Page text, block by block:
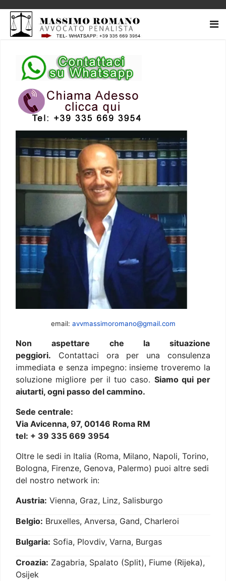
email: avvmassimoromano@gmail.com
Non aspettare che la situazione
peggiori. Contattaci ora per una consulenza
immediata e senza impegno: insieme troveremo la
soluzione migliore per il tuo caso. Siamo qui per
aiutarti, ogni passo del cammino.
Sede centrale:
Via Avicenna, 97, 00146 Roma RM
tel: + 39 335 669 3954
Oltre le sedi in Italia (Roma, Milano, Napoli, Torino,
Bologna, Firenze, Genova, Palermo) puoi altre sedi
del nostro network in:
Austria: Vienna, Graz, Linz, Salisburgo
Belgio: Bruxelles, Anversa, Gand, Charleroi
Bulgaria: Sofia, Plovdiv, Varna, Burgas
Croazia: Zagabria, Spalato (Split), Fiume (Rijeka),
Osijek